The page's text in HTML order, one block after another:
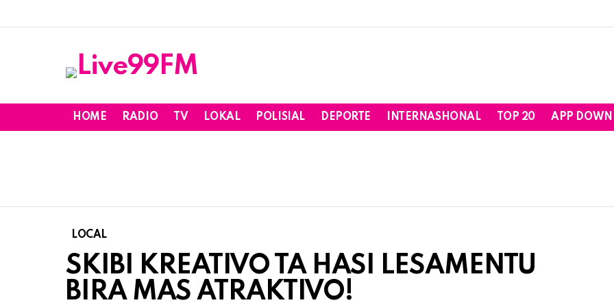
HOME RADIO TV LOKAL POLISIAL DEPORTE INTERNASHONAL TOP 20 APP
LOCAL
SKIBI KREATIVO TA HASI LESAMENTU
BIRA MAS ATRAKTIVO!